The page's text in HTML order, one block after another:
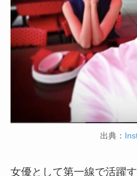
出典：
女優として第一線で活躍